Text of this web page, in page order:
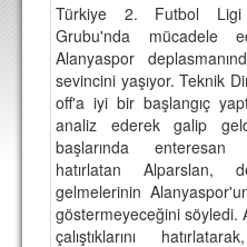
TRANSFERLER
TARAFTAR
BİLETLER
DEPLASMAN
LİSANSLI
MULTİMEDYA
Türkiye 2. Futbol Ligi
Grubu'nda mücadele
Alanyaspor
sevincini yaşıyor. Teknik
off'a iyi bir başlangıç
analiz ederek galip
başlarında enteresan
hatırlatan Alparslan,
gelmelerinin
göstermeyeceğini söyledi.
çalıştıklarını